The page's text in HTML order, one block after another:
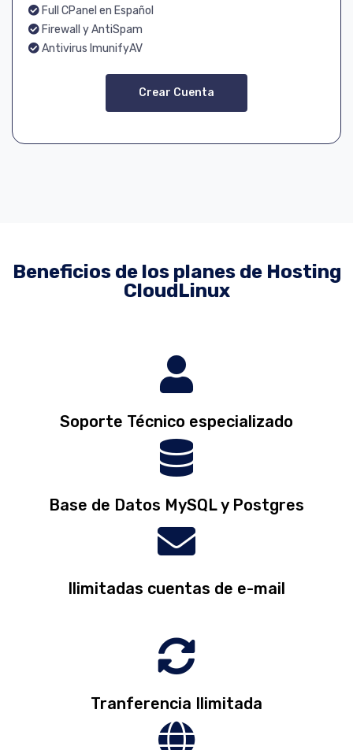
Full CPanel en Español
Firewall y AntiSpam
Antivirus ImunifyAV
Crear Cuenta
Beneficios de los planes de Hosting
CloudLinux
Soporte Técnico especializado
Base de Datos MySQL y Postgres
Ilimitadas cuentas de e-mail
Tranferencia Ilimitada